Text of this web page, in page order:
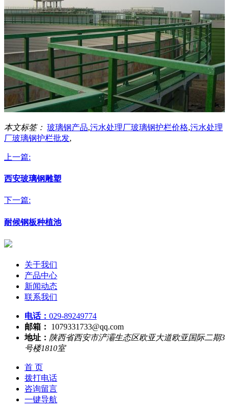
本文标签： 玻璃钢产品,污水处理厂玻璃钢护栏价格,污水处理
厂玻璃钢护栏批发,
上一篇:
西安玻璃钢雕塑
下一篇:
耐候钢板种植池
关于我们
产品中心
新闻动态
联系我们
电话： 029-89249774
邮箱：
1079331733@qq.com
地址： 陕西省西安市浐灞生态区欧亚大道欧亚国际二期3
号楼1810室
首 页
拨打电话
咨询留言
一键导航